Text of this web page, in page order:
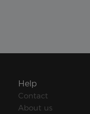
Help
Contact
About us